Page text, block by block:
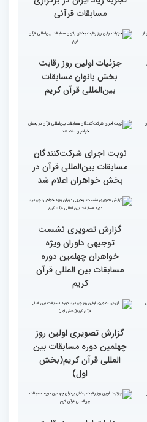
راهیابی 35 بانو از 40 کشور
به مرحله نهایی مسابقات
بین‌المللی قرآن به میزبانی
ایران
میزبانی عالی ایران برای
تجربه زیاد ایران در برگزاری
مسابقات قرآنی
جزئیات اولین روز رقابت
بخش بانوان مسابقات
بین‌المللی قرآن کریم
نوبت اجرای شرکت‌کنندگان
مسابقات بین‌المللی قرآن در
بخش خواهران اعلام شد
گزارش تصویری نشست
توجیهی داوران ویژه
خواهران چهلمین دوره
مسابقات بین المللی قرآن
کریم